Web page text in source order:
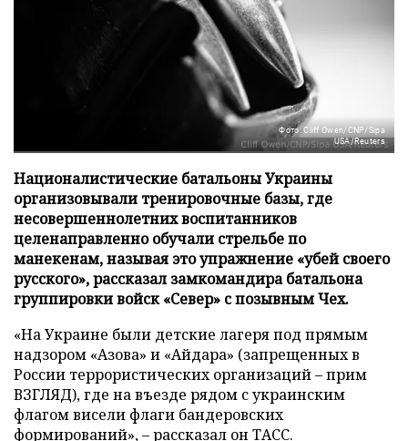
Фото: Cliff Owen/CNP/Sipa
USA/Reuters
Националистические батальоны Украины
организовывали тренировочные базы, где
несовершеннолетних воспитанников
целенаправленно обучали стрельбе по
манекенам, называя это упражнение «убей своего
русского», рассказал замкомандира батальона
группировки войск «Север» с позывным Чех.
«На Украине были детские лагеря под прямым
надзором «Азова» и «Айдара» (запрещенных в
России террористических организаций – прим
ВЗГЛЯД), где на въезде рядом с украинским
флагом висели флаги бандеровских
формирований», – рассказал он ТАСС.